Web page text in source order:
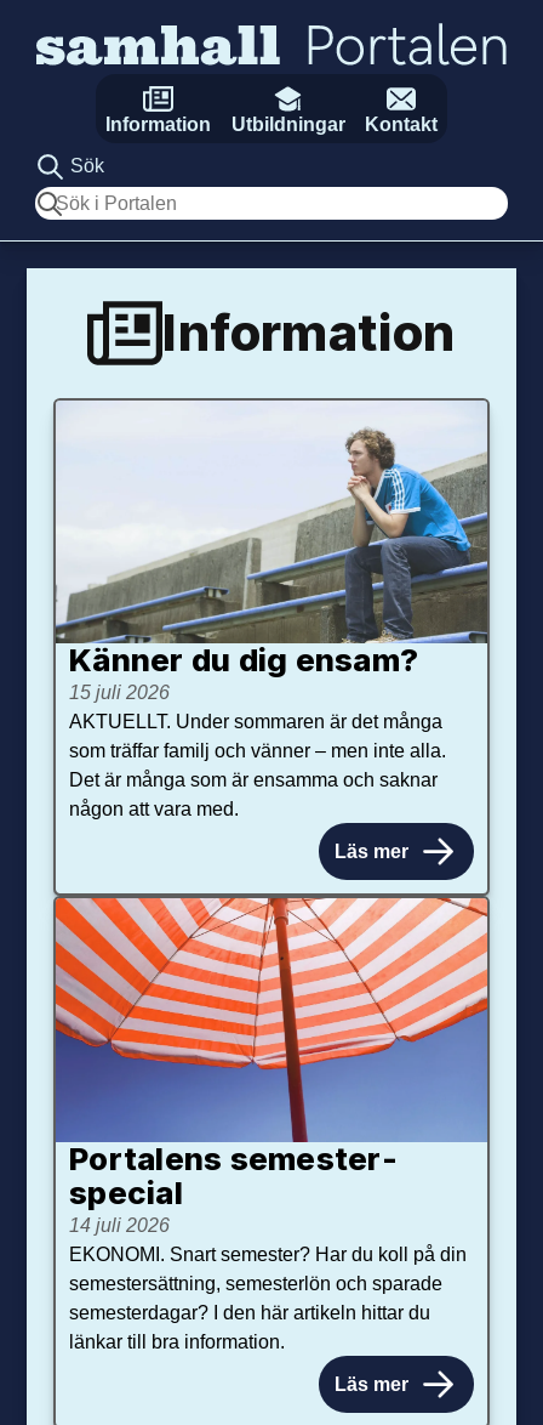
Information Utbildningar
Kontakt
Sök
Sök
Information
Känner du dig ensam?
15 juli 2026
AKTUELLT. Under sommaren är det många
som träffar familj och vänner – men inte alla.
Det är många som är ensamma och saknar
någon att vara med.
Läs mer
Portalens semester­
special
14 juli 2026
EKONOMI. Snart semester? Har du koll på din
semestersättning, semesterlön och sparade
semesterdagar? I den här artikeln hittar du
länkar till bra information.
Läs mer